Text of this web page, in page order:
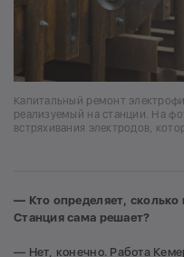
Капитальный ремонт
реализуемый на станции. На
встряхивания электродов,
— Кто определяет, сколько
Станция сама решает?
— Нет, конечно. Работа